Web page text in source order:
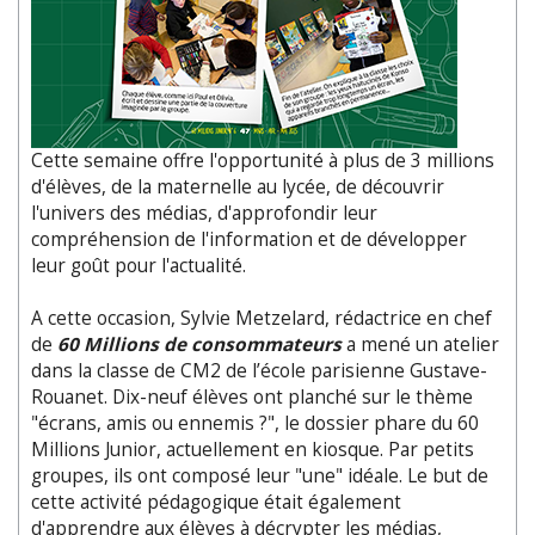
Cette semaine offre l'opportunité à plus de 3 millions
d'élèves, de la maternelle au lycée, de découvrir
l'univers des médias, d'approfondir leur
compréhension de l'information et de développer
leur goût pour l'actualité.
A cette occasion, Sylvie Metzelard, rédactrice en chef
de 60 Millions de consommateursa mené un atelier
dans la classe de CM2 de l’école parisienne Gustave-
Rouanet. Dix-neuf élèves ont planché sur le thème
"écrans, amis ou ennemis ?", le dossier phare du 60
Millions Junior, actuellement en kiosque. Par petits
groupes, ils ont composé leur "une" idéale. Le but de
cette activité pédagogique était également
d'apprendre aux élèves à décrypter les médias,